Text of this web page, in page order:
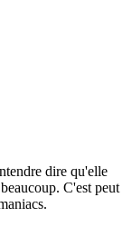
dire qu'elle
C'est peut